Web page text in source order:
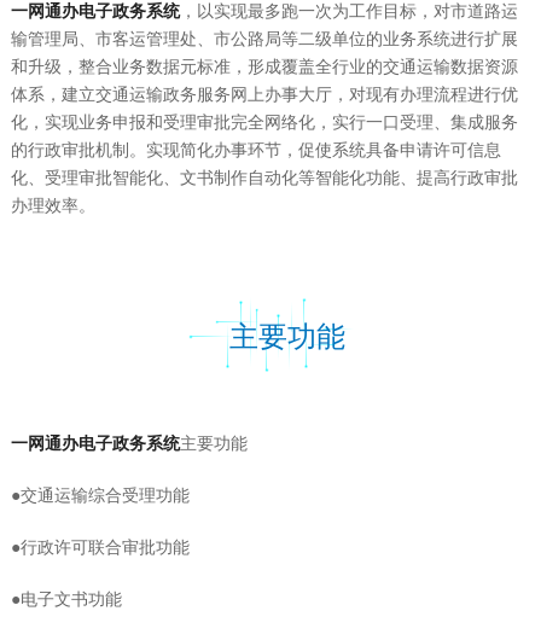
一网通办电子政务系统，以实现最多跑一次为工作目标，对市道路运
输管理局、市客运管理处、市公路局等二级单位的业务系统进行扩展
和升级，整合业务数据元标准，形成覆盖全行业的交通运输数据资源
体系，建立交通运输政务服务网上办事大厅，对现有办理流程进行优
化，实现业务申报和受理审批完全网络化，实行一口受理、集成服务
的行政审批机制。实现简化办事环节，促使系统具备申请许可信息
化、受理审批智能化、文书制作自动化等智能化功能、提高行政审批
办理效率。
主要功能
一网通办电子政务系统主要功能
●交通运输综合受理功能
●行政许可联合审批功能
●电子文书功能